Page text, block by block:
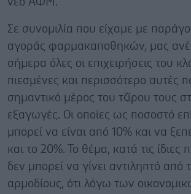
Σε συνομιλία που είχαμε με
αγοράς φαρμακαποθηκών, μας
σήμερα όλες οι επιχειρήσεις του
πιεσμένες και περισσότερο αυτές
σημαντικό μέρος του τζίρου τους
εξαγωγές. Οι οποίες ως ποσοστό
μπορεί να είναι από 10% και να
και το 20%. Το θέμα, κατά τις ίδιες
δεν μπορεί να γίνει αντιληπτό από
αρμοδίους, ότι λόγω των